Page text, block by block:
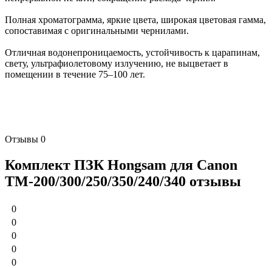
Полная хроматограмма, яркие цвета, широкая цветовая гамма,
сопоставимая с оригинальными чернилами.
Отличная водонепроницаемость, устойчивость к царапинам,
свету, ультрафиолетовому излучению, не выцветает в
помещении в течение 75–100 лет.
Отзывы 0
Комплект ПЗК Hongsam для Canon
TM-200/300/250/350/240/340 отзывы
0
0
0
0
0